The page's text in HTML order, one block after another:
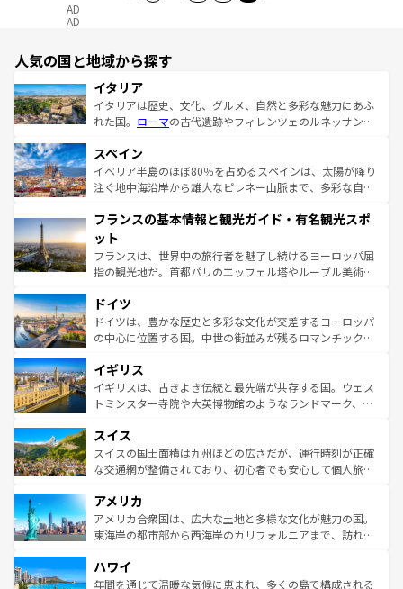
AD
AD
人気の国と地域から探す
イタリア
イタリアは歴史、文化、グルメ、自然と多彩な魅力にあふ
れた国。 ローマの古代遺跡やフィレンツェのルネッサンス
ろん、トスカーナの美しい田園風景やアマルフィ海岸の絶
景など、自然景観も見逃せない。観光の合間には、本場の
ピザやパスタなど、絶品のイタリア料理を堪能することも
ませてくれるイタリアで、忘れられない旅をしてみよう！
なお、新着のイタリア情報は
しい。
スペイン
イベリア半島のほぼ80％を占めるスペインは、太陽が降り
注ぐ地中海沿岸から雄大なピレネー山脈まで、多彩な自然
文化が根付くこの国では、情熱的なフラメンコ、熱気あふ
れる闘牛、そして美味しいタパスが生活の一部となってい
る。首都マドリードの洗練された雰囲気や、バルセロナの
アートに溢れた街角から、地方では古代ローマ遺跡や中世
せる。地方によって風土や気候が異なるスペインはその個
性で訪れる人を魅了する。 なお、新着のスペイン情報は コ
ンテンツ一覧を参照してほしい。
フランスの基本情報と観光ガイド・有名観光スポ
ット
フランスは、世界中の旅行者を魅了し続けるヨーロッパ屈
指の観光地だ。首都パリのエッフェル塔やルーブル美術館
で、幅広い魅力が詰まっている。華麗な宮殿、歴史的な大
聖堂、美しいビーチ、そして豊かな自然が、訪れる者を心
から魅了する。また、フランスは美食の国としても知ら
いる。シャンパンの発祥地であるランス、プロヴァンスの
香り高いラベンダー畑など、多彩な楽しみ方が可能だ。さ
らに、パリ以外の地域にも魅力が溢れており、どの街角に
れる地方に足を運ぶとそれぞれで全く異なる文化を体験で
きるだろう。 なお、新着のフランス情報はコンテンツ一覧
を参照してほしい。
ドイツ
ドイツは、豊かな歴史と多彩な文化が交差するヨーロッパ
の中心に位置する国。中世の街並みが残るロマンチック街
顔を持つこの国は、どこを歩いても飽きることがない。ベ
ルリンの文化的活気、バイエルン州のアルプスの絶景、そ
してライン川沿いのワイン畑といった風景は必見。ビール
は、お酒好きな人にはぜひ体験してほしい。 なお、新着の
ドイツ情報はコンテンツ一覧を参照してほしい。
イギリス
イギリスは、古きよき伝統と最先端が共存する国。ウェス
トミンスター寺院や大英博物館のようなランドマーク、歴
リアごとに異なる魅力がある。また、優雅なアフタヌーン
ティー、ビール好きにはたまらない英国パブ、サッカー観
戦など、本場だからこそできる体験も豊富。イギリスを旅
ンツ一覧を参照してほしい。
スイス
スイスの国土面積は九州ほどの広さだが、運行時刻が正確
な交通網が整備されており、初心者でも安心して個人旅行
の建物がそのまま残る町や、スイスならではのユニークな
博物館もあり、アルプス観光だけでなく町歩きも満喫する
ことができる。国民の所得が高いため物価も高いが、旅行
ば市内交通費無料で観光を楽しむこともできる。 なお、新
着のスイス情報はコンテンツ一覧 を参照してほしい。
アメリカ
アメリカ合衆国は、広大な土地と多様な文化が魅力の国。
東海岸の都市部から西海岸のカリフォルニアまで、訪れる
のような巨大都市は、観光、ショッピング、エンターテイ
ンメントが詰まった刺激的なスポットだ。一方、アメリカ
ハワイ
年間を通じて温暖な気候に恵まれ、多くの島で構成される